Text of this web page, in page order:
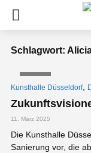
Schlagwort:
Kunsthalle Düsseldorf,
11. März 2025
Die Kunsthalle
Sanierung vor, die